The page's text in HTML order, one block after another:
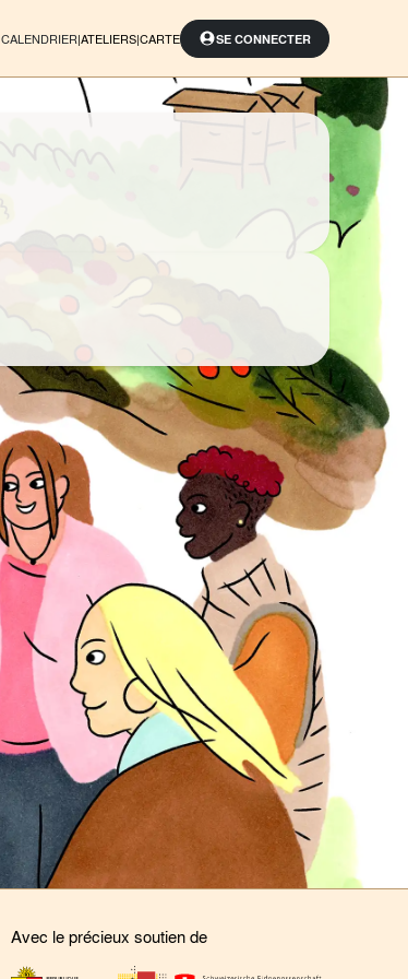
CALENDRIER|ATELIERS|CARTE SE CONNECTER
Avec le précieux soutien de